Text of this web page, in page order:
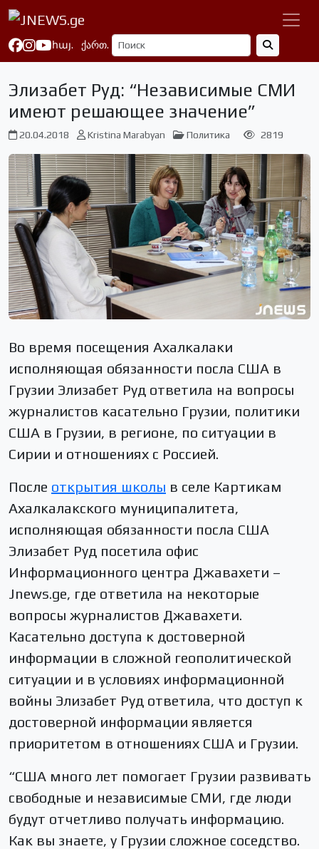
հայ. ქართ.
Элизабет Руд: “Независимые СМИ
имеют решающее значение”
20.04.2018 Kristina Marabyan Политика 2819
Во время посещения Ахалкалаки
исполняющая обязанности посла США в
Грузии Элизабет Руд ответила на вопросы
журналистов касательно Грузии, политики
США в Грузии, в регионе, по ситуации в
Сирии и отношениях с Россией.
После открытия школы в селе Картикам
Ахалкалакского муниципалитета,
исполняющая обязанности посла США
Элизабет Руд посетила офис
Информационного центра Джавахети –
Jnews.ge, где ответила на некоторые
вопросы журналистов Джавахети.
Касательно доступа к достоверной
информации в сложной геополитической
ситуации и в условиях информационной
войны Элизабет Руд ответила, что доступ к
достоверной информации является
приоритетом в отношениях США и Грузии.
“США много лет помогает Грузии развивать
свободные и независимые СМИ, где люди
будут отчетливо получать информацию.
Как вы знаете, у Грузии сложное соседство.